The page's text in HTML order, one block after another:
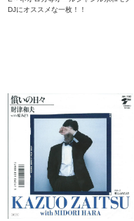
DJにオススメな一枚！！